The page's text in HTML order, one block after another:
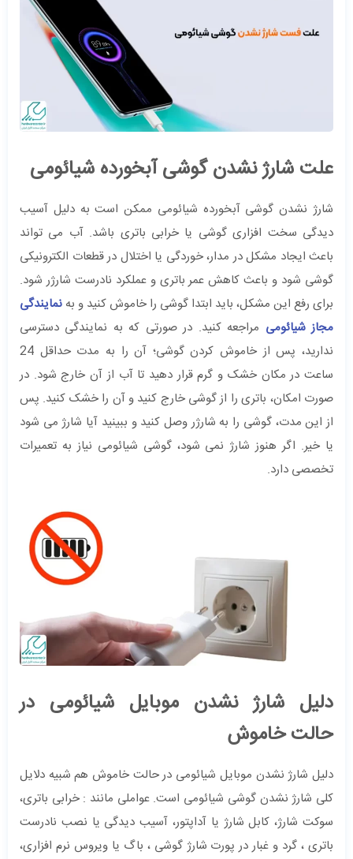
علت شارژ نشدن گوشی آبخورده شیائومی
شارژ نشدن گوشی آبخورده شیائومی ممکن است به دلیل آسیب
دیدگی سخت افزاری گوشی یا خرابی باتری باشد. آب می تواند
باعث ایجاد مشکل در مدار، خوردگی یا اختلال در قطعات الکترونیکی
گوشی شود و باعث کاهش عمر باتری و عملکرد نادرست شارژر شود.
برای رفع این مشکل، باید ابتدا گوشی را خاموش کنید و به نمایندگی
مجاز شیائومی مراجعه کنید. در صورتی که به نمایندگی دسترسی
ندارید، پس از خاموش کردن گوشی؛ آن را به مدت حداقل 24
ساعت در مکان خشک و گرم قرار دهید تا آب از آن خارج شود. در
صورت امکان، باتری را از گوشی خارج کنید و آن را خشک کنید. پس
از این مدت، گوشی را به شارژر وصل کنید و ببینید آیا شارژ می شود
یا خیر. اگر هنوز شارژ نمی شود، گوشی شیائومی نیاز به تعمیرات
تخصصی دارد.
دلیل شارژ نشدن موبایل شیائومی در
حالت خاموش
دلیل شارژ نشدن موبایل شیائومی در حالت خاموش هم شبیه دلایل
کلی شارژ نشدن گوشی شیائومی است. عواملی مانند : خرابی باتری،
سوکت شارژ، کابل شارژ یا آداپتور، آسیب دیدگی یا نصب نادرست
باتری ، گرد و غبار در پورت شارژ گوشی ، باگ یا ویروس نرم افزاری،